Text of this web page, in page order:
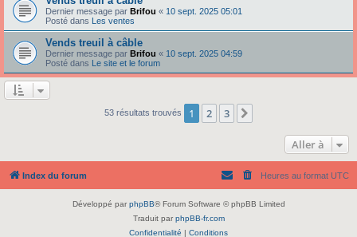
Dernier message par Brifou « 10 sept. 2025 05:01
Posté dans Les ventes
Vends treuil à câble
Dernier message par Brifou « 10 sept. 2025 04:59
Posté dans Le site et le forum
53 résultats trouvés 1 2 3
Aller à
Index du forum Heures au format UTC
Développé par phpBB® Forum Software © phpBB Limited
Traduit par phpBB-fr.com
Confidentialité | Conditions